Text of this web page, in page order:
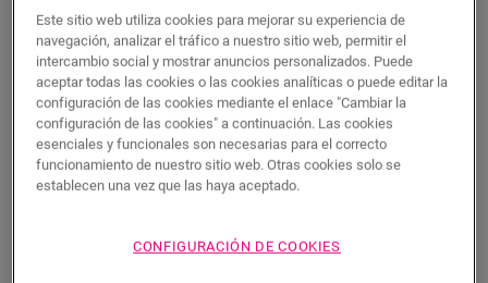
El rodapié también está disponible en blanco, listo para pintar
(QSSKPAINT).
Dimensiones
Descargas
Este sitio web utiliza cookies para mejorar su experiencia de
navegación, analizar el tráfico a nuestro sitio web, permitir el
intercambio social y mostrar anuncios personalizados. Puede
aceptar todas las cookies o las cookies analíticas o puede editar la
configuración de las cookies mediante el enlace "Cambiar la
configuración de las cookies" a continuación. Las cookies
esenciales y funcionales son necesarias para el correcto
funcionamiento de nuestro sitio web. Otras cookies solo se
establecen una vez que las haya aceptado.
CONFIGURACIÓN DE COOKIES